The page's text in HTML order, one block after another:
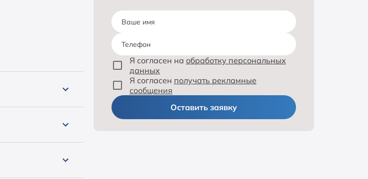
Ваше имя
Телефон
Я согласен на обработку персональных
данных
Я согласен получать рекламные
сообщения
Оставить заявку